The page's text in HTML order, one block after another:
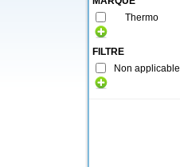
Thermo
FILTRE
Non applicable